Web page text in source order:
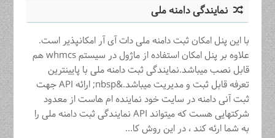
نمایندگی دامنه ملی
با این پنل امکان ثبت دامنه ملی دات آی آر امکانپذیر است.
علاوه بر پنل امکان استفاده از ماژول در سیستم whmcs هم
قابل نصب میباشد.نمایندگی ثبت دامنه ملی با پایینترین
تعرفه قابل ثبت و مدیریت میباشد.&nbsp; ارائه API جهت
ثبت آنی دامنه در سایت خود نماینده ام هاست از معدود
شرکتهایی هست که میتواند API نمایندگی ثبت دامنه ملی را
به شما ارئه کند ، در این روش کا...